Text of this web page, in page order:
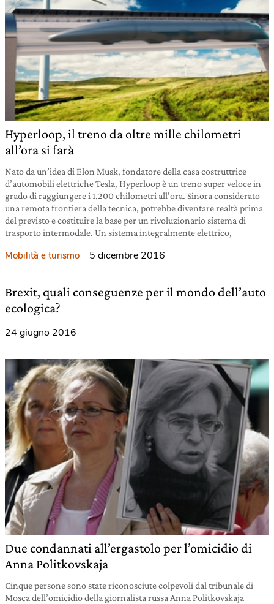
Hyperloop, il treno da oltre mille chilometri
all’ora si farà
Nato da un’idea di Elon Musk, fondatore della casa costruttrice
d’automobili elettriche Tesla, Hyperloop è un treno super veloce in
grado di raggiungere i 1.200 chilometri all’ora. Sinora considerato
una remota frontiera della tecnica, potrebbe diventare realtà prima
del previsto e costituire la base per un rivoluzionario sistema di
trasporto intermodale. Un sistema integralmente elettrico,
Mobilità e turismo 5 dicembre 2016
Brexit, quali conseguenze per il mondo dell’auto
ecologica?
24 giugno 2016
Due condannati all’ergastolo per l’omicidio di
Anna Politkovskaja
Cinque persone sono state riconosciute colpevoli dal tribunale di
Mosca dell’omicidio della giornalista russa Anna Politkovskaja